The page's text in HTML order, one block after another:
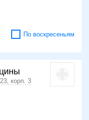
По воскресеньям
корп. 3